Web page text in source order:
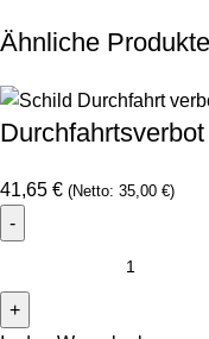
Ähnliche Produkte
Durchfahrtsverbot
41,65 € (Netto: 35,00 €)